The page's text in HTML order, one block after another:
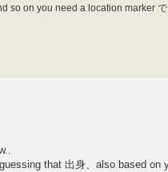
so on you need a location marker
that 出身、also based on